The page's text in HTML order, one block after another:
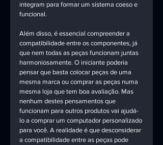
integram para formar um sistema coeso e
funcional.
Além disso, é essencial compreender a
compatibilidade entre os componentes, já
que nem todas as peças funcionam juntas
harmoniosamente. O iniciante poderia
pensar que basta colocar peças de uma
mesma marca ou comprar as peças numa
mesma loja que tem boa avaliação. Mas
nenhum destes pensamentos que
funcionam para outros produtos vai ajudá-
lo a comprar um computador personalizado
para você. A realidade é que desconsiderar
a compatibilidade entre as peças pode